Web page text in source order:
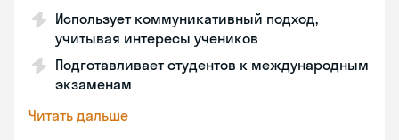
Использует коммуникативный подход,
учитывая интересы учеников
Подготавливает студентов к международным
экзаменам
Читать дальше